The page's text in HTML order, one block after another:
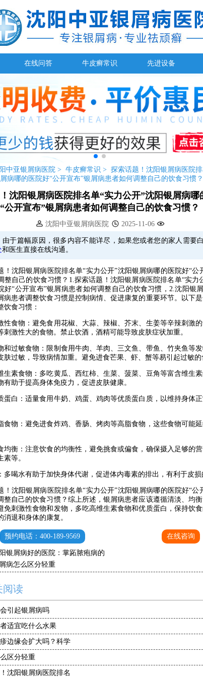
在线问答 牛皮癣常识 先进设备
中亚银屑病医院 > 牛皮癣常识 > 探索话题！沈阳银屑病医院排
病哪的医院好“公开宣布”银屑病患者如何调整自己的饮食习惯？
沈阳银屑病医院排名单“实力公开”沈阳银屑病哪
“公开宣布”银屑病患者如何调整自己的饮食习惯？
沈阳中亚银屑病医院 2025-11-06
由于篇幅原因，很多内容不能详尽，如果您或者您的家人需要
和医生直接在线沟通。
阳银屑病医院排名单“实力公开”沈阳银屑病哪的医院好“公
整自己的饮食习惯？1.探索话题！沈阳银屑病医院排名单“实力
好“公开宣布”银屑病患者如何调整自己的饮食习惯，2.沈阳银
病患者调整饮食习惯是控制病情、促进康复的重要环节。以下是
饮食习惯：
食物：避免食用花椒、大蒜、辣椒、芥末、生姜等辛辣刺激的
刺激性大的食物。禁止饮酒，酒精可能导致皮肤症状加重。
过敏食物：限制食用牛肉、羊肉、三文鱼、带鱼、竹夹鱼等发
肤过敏，导致病情加重。避免进食芒果、虾、蟹等易引起过敏的
素食物：多吃黄瓜、西红柿、生菜、菠菜、豆角等富含维生
有助于提高身体免疫力，促进皮肤健康。
白：适量食用牛奶、鸡蛋、鸡肉等优质蛋白质，以维持身体正
物：避免进食炸鸡、香肠、烤肉等高脂食物，这些食物可能延
衡：注意饮食的均衡性，避免挑食或偏食，确保摄入足够的营
等。
水有助于加快身体代谢，促进体内毒素的排出，有利于皮损
阳银屑病医院排名单“实力公开”沈阳银屑病哪的医院好“公
整自己的饮食习惯？综上所述，银屑病患者应该遵循清淡、均
免刺激性食物和发物，多吃高维生素食物和优质蛋白，保持饮食
消退和身体的康复。
预约电话：400-189-9569 在线咨询
银屑病好的医院：掌跖脓疱病的
病怎么区分轻重
阅读
引起银屑病吗
适宜吃什么水果
边缘会扩大吗？科学
区分轻重
沈阳银屑病医院排名